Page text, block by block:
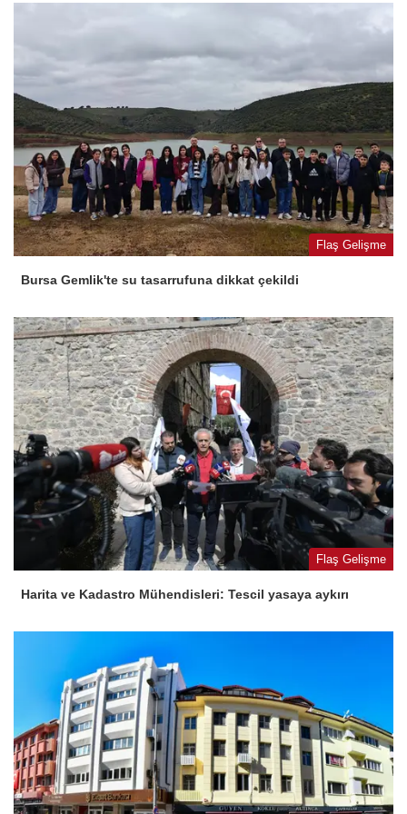
Flaş Gelişme
Bursa Gemlik'te su tasarrufuna dikkat çekildi
Flaş Gelişme
Harita ve Kadastro Mühendisleri: Tescil yasaya aykırı